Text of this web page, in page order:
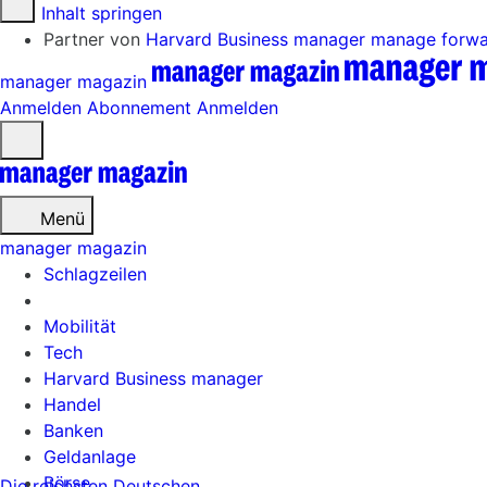
Zum Inhalt springen
Partner von Harvard Business manager manage
manager magazin
Anmelden Abonnement Anmelden
öffnen
Menü
Schlagzeilen
Mobilität
Tech
Harvard Business manager
Handel
Banken
Geldanlage
Börse
manager magazin